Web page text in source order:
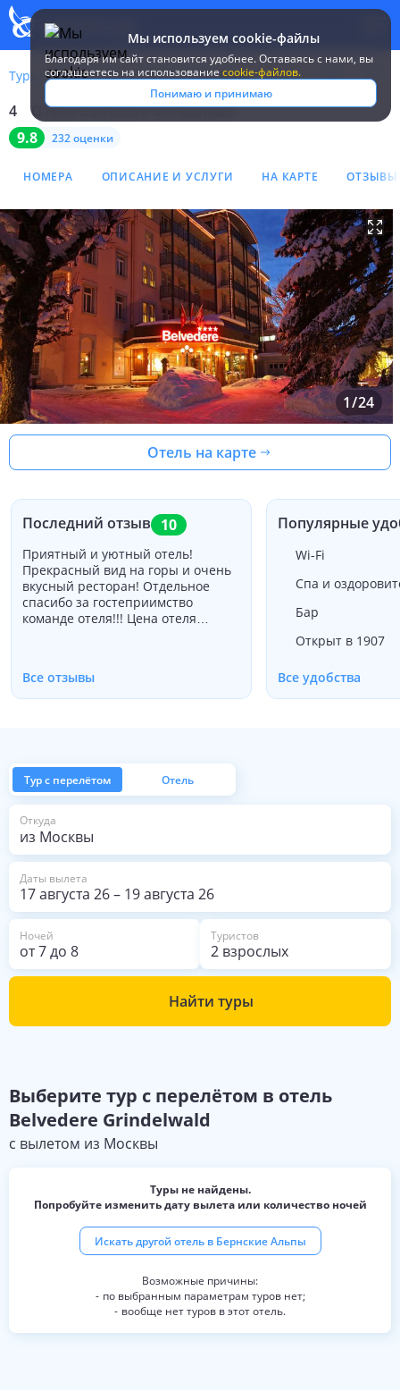
Мы используем cookie-файлы
Благодаря им сайт становится удобнее. Оставаясь c нами, вы
соглашаетесь на использование cookie-файлов.
Понимаю и принимаю
Туры Швейцария Бернские Альпы Belvedere Grindelwald
Отель Belvedere
4
Отель Belvedere Grindelwald
9.8
232 оценки
НОМЕРА ОПИСАНИЕ И УСЛУГИ НА КАРТЕ ОТЗЫВЫ
1/24
Отель на карте
Последний отзыв 10
Приятный и уютный отель!
Прекрасный вид на горы и очень
вкусный ресторан! Отдельное
спасибо за гостеприимство
команде отеля!!! Цена отеля
отелю желаю успехов и
процветания!
Все отзывы
Популярные
Wi-Fi
Спа и
Бар
Открыт в 1907
Все удобства
Тур с перелётом Отель
Откуда
из Москвы
Даты вылета
17 августа 26– 19 августа 26
Ночей
от7до 8
Туристов
2 взрослых
Найти туры
Выберите тур с перелётом в отель
Belvedere Grindelwald
с вылетом из Москвы
Туры не найдены.
Попробуйте изменить дату вылета или количество ночей
Искать другой отель в Бернские Альпы
по выбранным параметрам туров нет;
вообще нет туров в этот отель.